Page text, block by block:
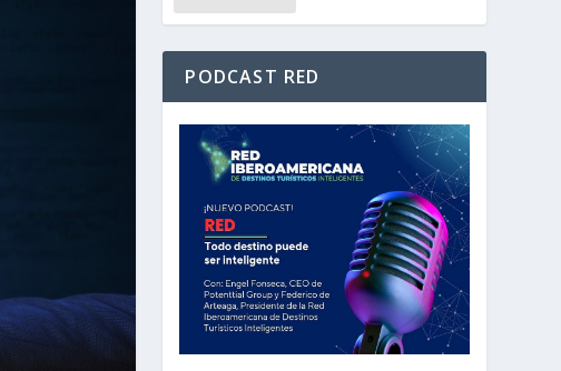
PODCAST RED